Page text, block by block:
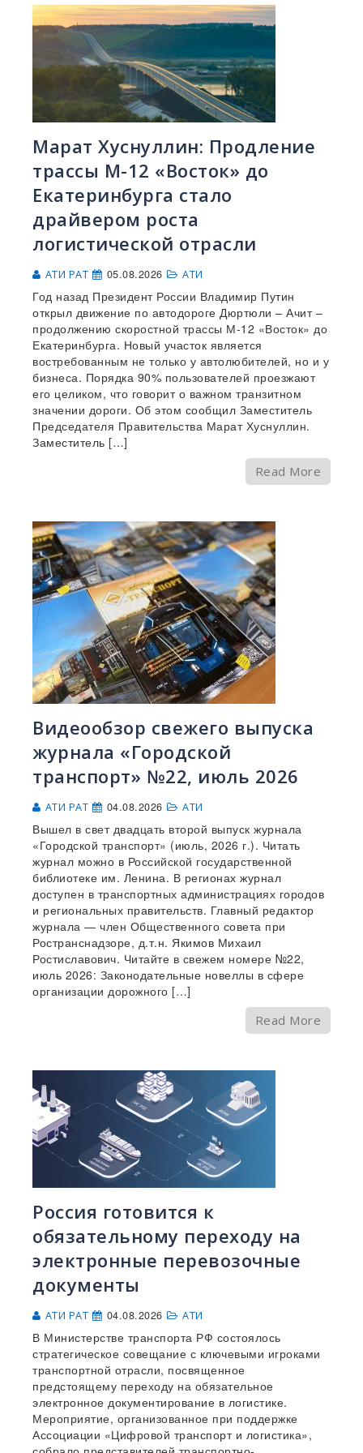
Марат Хуснуллин: Продление
трассы М-12 «Восток» до
Екатеринбурга стало
драйвером роста
логистической отрасли
АТИ РАТ 05.08.2026 АТИ
Год назад Президент России Владимир Путин
открыл движение по автодороге Дюртюли – Ачит –
продолжению скоростной трассы М-12 «Восток» до
Екатеринбурга. Новый участок является
востребованным не только у автолюбителей, но и у
бизнеса. Порядка 90% пользователей проезжают
его целиком, что говорит о важном транзитном
значении дороги. Об этом сообщил Заместитель
Председателя Правительства Марат Хуснуллин.
Заместитель […]
Read More
Видеообзор свежего выпуска
журнала «Городской
транспорт» №22, июль 2026
АТИ РАТ 04.08.2026 АТИ
Вышел в свет двадцать второй выпуск журнала
«Городской транспорт» (июль, 2026 г.). Читать
журнал можно в Российской государственной
библиотеке им. Ленина. В регионах журнал
доступен в транспортных администрациях городов
и региональных правительств. Главный редактор
журнала — член Общественного совета при
Ространснадзоре, д.т.н. Якимов Михаил
Ростиславович. Читайте в свежем номере №22,
июль 2026: Законодательные новеллы в сфере
организации дорожного […]
Read More
Россия готовится к
обязательному переходу на
электронные перевозочные
документы
АТИ РАТ 04.08.2026 АТИ
В Министерстве транспорта РФ состоялось
стратегическое совещание с ключевыми игроками
транспортной отрасли, посвященное
предстоящему переходу на обязательное
электронное документирование в логистике.
Мероприятие, организованное при поддержке
Ассоциации «Цифровой транспорт и логистика»,